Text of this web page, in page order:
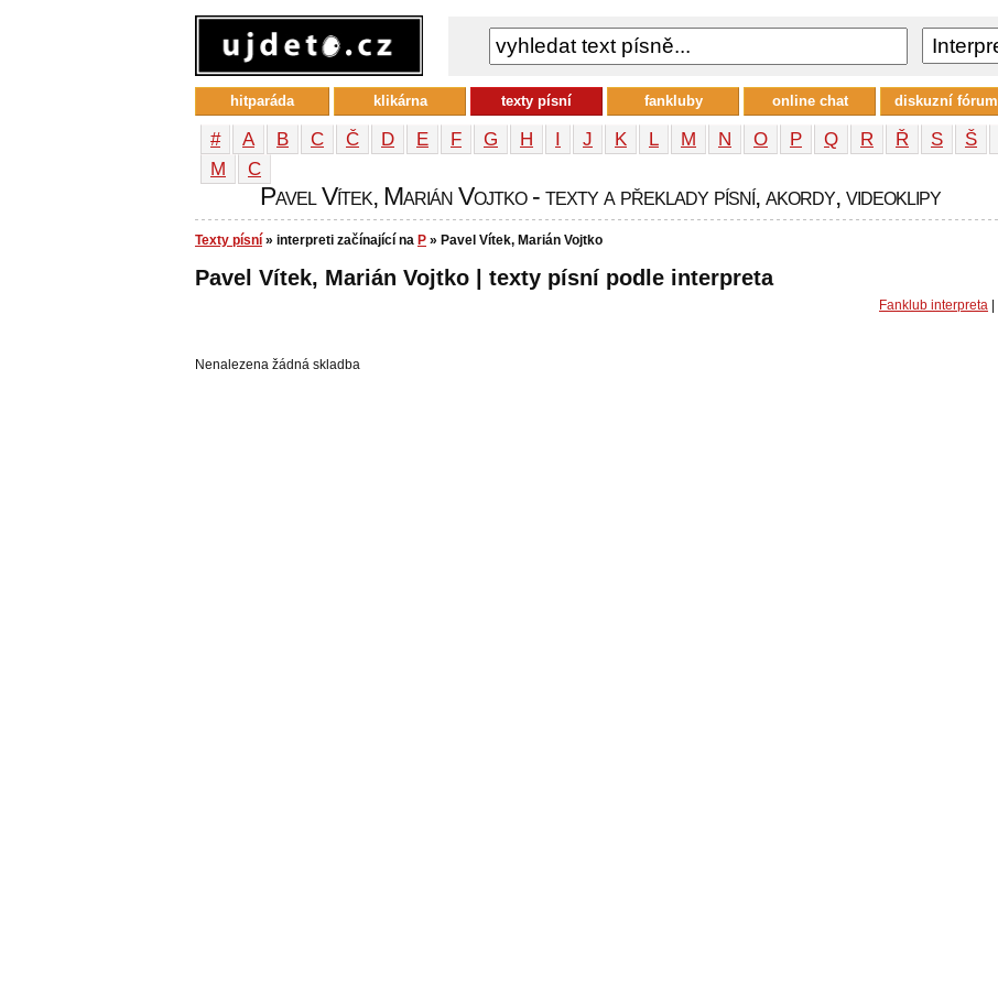
# A B C Č D E F G H I J K L M N O P Q R Ř S Š
М
С
Pavel Vítek, Marián Vojtko - texty a překlady písní, akordy, videoklipy
Texty písní » interpreti začínající na P » Pavel Vítek, Marián Vojtko
Pavel Vítek, Marián Vojtko | texty písní podle interpreta
Fanklub interpreta
Nenalezena žádná skladba
hitparáda klikárna texty písní fankluby online chat diskuzní fórum